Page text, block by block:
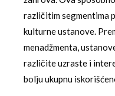
različitim segmentima
kulturne ustanove.
menadžmenta,
različite uzraste i
bolju ukupnu